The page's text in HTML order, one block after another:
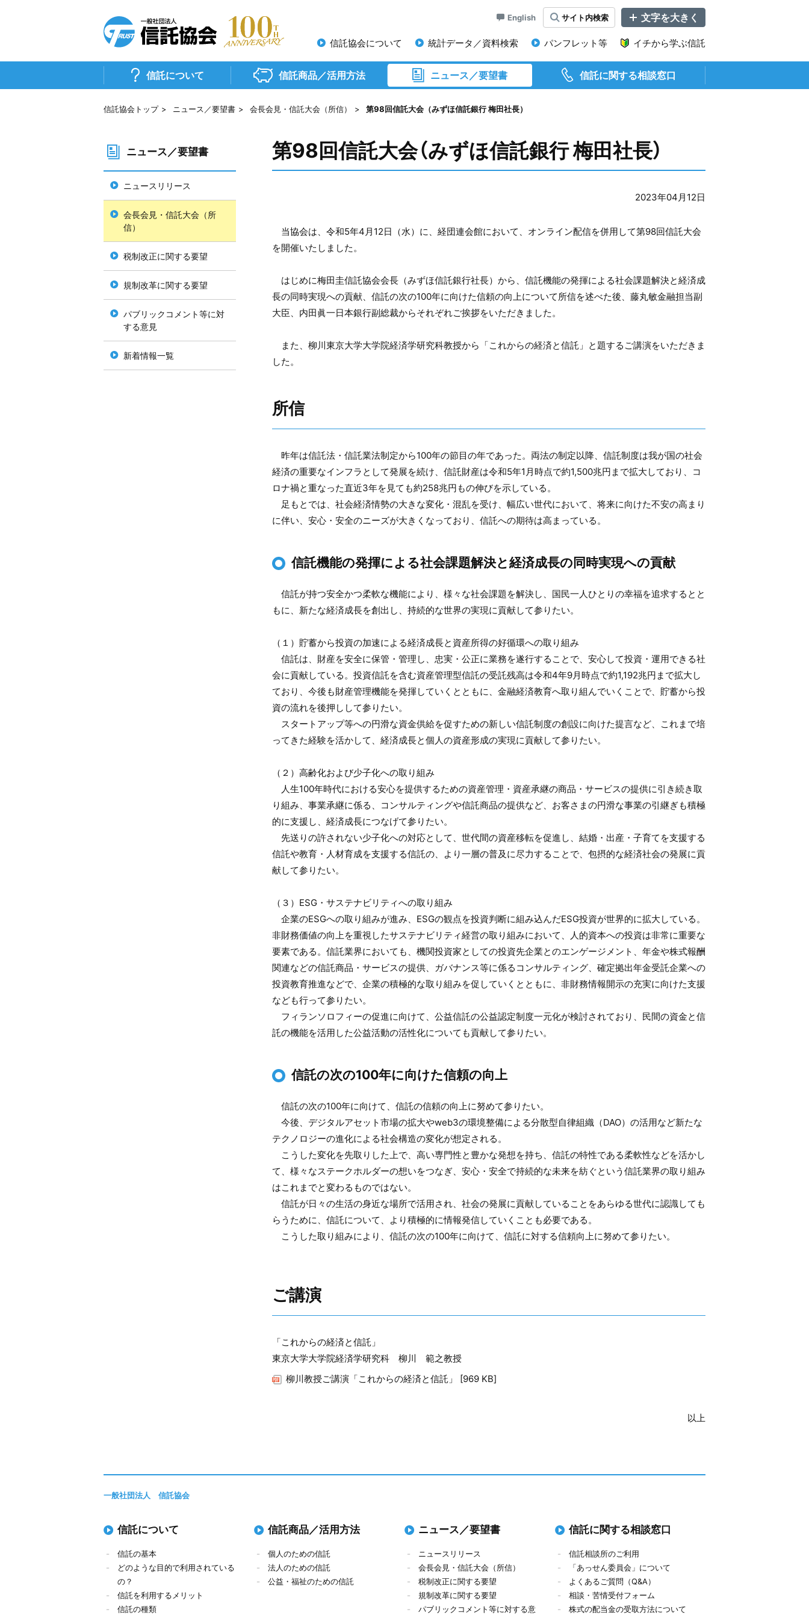
託
サイト内検索
文
字
サ
イ
ズ
を
変
更
信託について 信託商品／活用方法 ニュース／要望書 信託に関する相談窓口
信託協会について 統計データ／資料検索 パンフレット等 イチから学ぶ信託
English
信託協会トップ ニュース／要望書 会長会見・信託大会（所信） 第98回信託大会（みずほ信託銀行 梅田社長）
第98回信託大会（みずほ信託銀行 梅田社長）
2023年04月12日
当協会は、令和5年4月12日（水）に、経団連会館において、オンライン配信を併用して第98回信託大会
を開催いたしました。
はじめに梅田圭信託協会会長（みずほ信託銀行社長）から、信託機能の発揮による社会課題解決と経済成
長の同時実現への貢献、信託の次の100年に向けた信頼の向上について所信を述べた後、藤丸敏金融担当副
大臣、内田眞一日本銀行副総裁からそれぞれご挨拶をいただきました。
また、柳川東京大学大学院経済学研究科教授から「これからの経済と信託」と題するご講演をいただきま
した。
所信
昨年は信託法・信託業法制定から100年の節目の年であった。両法の制定以降、信託制度は我が国の社会
経済の重要なインフラとして発展を続け、信託財産は令和5年1月時点で約1,500兆円まで拡大しており、コ
ロナ禍と重なった直近3年を見ても約258兆円もの伸びを示している。
足もとでは、社会経済情勢の大きな変化・混乱を受け、幅広い世代において、将来に向けた不安の高まり
に伴い、安心・安全のニーズが大きくなっており、信託への期待は高まっている。
信託機能の発揮による社会課題解決と経済成長の同時実現への貢献
信託が持つ安全かつ柔軟な機能により、様々な社会課題を解決し、国民一人ひとりの幸福を追求するとと
もに、新たな経済成長を創出し、持続的な世界の実現に貢献して参りたい。
（１）貯蓄から投資の加速による経済成長と資産所得の好循環への取り組み
信託は、財産を安全に保管・管理し、忠実・公正に業務を遂行することで、安心して投資・運用できる社
会に貢献している。投資信託を含む資産管理型信託の受託残高は令和4年9月時点で約1,192兆円まで拡大し
ており、今後も財産管理機能を発揮していくとともに、金融経済教育へ取り組んでいくことで、貯蓄から投
資の流れを後押しして参りたい。
スタートアップ等への円滑な資金供給を促すための新しい信託制度の創設に向けた提言など、これまで培
ってきた経験を活かして、経済成長と個人の資産形成の実現に貢献して参りたい。
（２）高齢化および少子化への取り組み
人生100年時代における安心を提供するための資産管理・資産承継の商品・サービスの提供に引き続き取
り組み、事業承継に係る、コンサルティングや信託商品の提供など、お客さまの円滑な事業の引継ぎも積極
的に支援し、経済成長につなげて参りたい。
先送りの許されない少子化への対応として、世代間の資産移転を促進し、結婚・出産・子育てを支援する
信託や教育・人材育成を支援する信託の、より一層の普及に尽力することで、包摂的な経済社会の発展に貢
献して参りたい。
（３）ESG・サステナビリティへの取り組み
企業のESGへの取り組みが進み、ESGの観点を投資判断に組み込んだESG投資が世界的に拡大している。
非財務価値の向上を重視したサステナビリティ経営の取り組みにおいて、人的資本への投資は非常に重要な
要素である。信託業界においても、機関投資家としての投資先企業とのエンゲージメント、年金や株式報酬
関連などの信託商品・サービスの提供、ガバナンス等に係るコンサルティング、確定拠出年金受託企業への
投資教育推進などで、企業の積極的な取り組みを促していくとともに、非財務情報開示の充実に向けた支援
なども行って参りたい。
フィランソロフィーの促進に向けて、公益信託の公益認定制度一元化が検討されており、民間の資金と信
託の機能を活用した公益活動の活性化についても貢献して参りたい。
信託の次の100年に向けた信頼の向上
信託の次の100年に向けて、信託の信頼の向上に努めて参りたい。
今後、デジタルアセット市場の拡大やweb3の環境整備による分散型自律組織（DAO）の活用など新たな
テクノロジーの進化による社会構造の変化が想定される。
こうした変化を先取りした上で、高い専門性と豊かな発想を持ち、信託の特性である柔軟性などを活かし
て、様々なステークホルダーの想いをつなぎ、安心・安全で持続的な未来を紡ぐという信託業界の取り組み
はこれまでと変わるものではない。
信託が日々の生活の身近な場所で活用され、社会の発展に貢献していることをあらゆる世代に認識しても
らうために、信託について、より積極的に情報発信していくことも必要である。
こうした取り組みにより、信託の次の100年に向けて、信託に対する信頼向上に努めて参りたい。
ご講演
「これからの経済と信託」
東京大学大学院経済学研究科 柳川 範之教授
柳川教授ご講演「これからの経済と信託」 [969 KB]
以上
ニュース／要望書
ニュースリリース
会長会見・信託大会（所
信）
税制改正に関する要望
規制改革に関する要望
パブリックコメント等に対
する意見
新着情報一覧
一般社団法人 信託協会
信託について
信託の基本
どのような目的で利用されている
の？
信託を利用するメリット
信託の種類
信託商品／活用方法
個人のための信託
法人のための信託
公益・福祉のための信託
ニュース／要望書
ニュースリリース
会長会見・信託大会（所信）
税制改正に関する要望
規制改革に関する要望
パブリックコメント等に対する意
信託に関する相談窓口
信託相談所のご利用
「あっせん委員会」について
よくあるご質問（Q&A）
相談・苦情受付フォーム
株式の配当金の受取方法について